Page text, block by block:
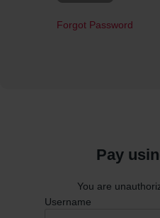
Forgot Password
Pay
You are
Username